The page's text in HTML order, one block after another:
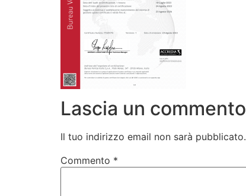
Lascia un commento
Il tuo indirizzo email non sarà pubblicato.
Commento *